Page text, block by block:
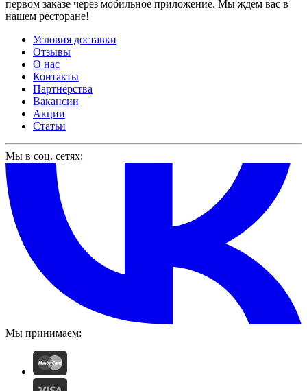
первом заказе через мобильное приложение. Мы ждем вас в
нашем ресторане!
Условия доставки
Отзывы
О нас
Контакты
Партнёрства
Вакансии
Акции
Статьи
Мы в соц. сетях:
Мы принимаем: